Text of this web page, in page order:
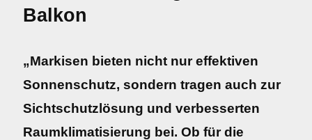
Balkon
„Markisen bieten nicht nur effektiven
Sonnenschutz, sondern tragen auch zur
Sichtschutzlösung und verbesserten
Raumklimatisierung bei. Ob für die